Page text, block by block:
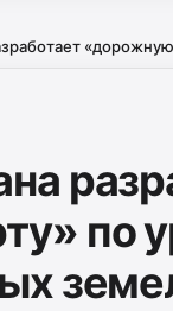
по